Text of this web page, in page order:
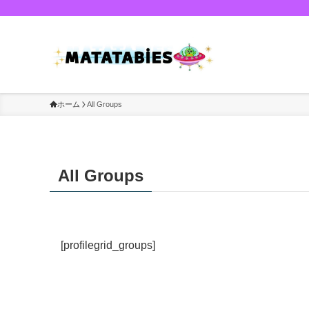
ホーム All Groups
All Groups
[profilegrid_groups]